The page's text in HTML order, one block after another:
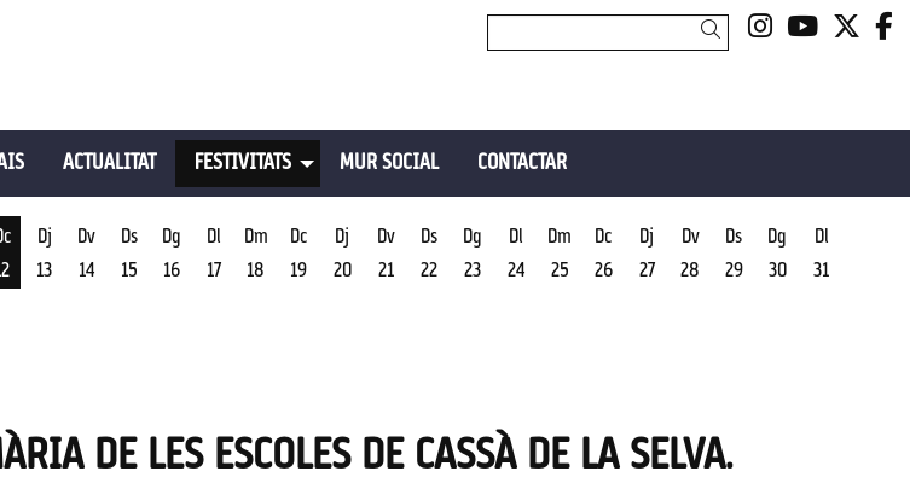
Link aLink a
Cercar
ACTUALITAT FESTIVITATS MUR SOCIAL CONTACTAR
Dj
13
Dv
14
Ds
15
Dg
16
Dl
17
Dm
18
Dc
19
Dj
20
Dv
21
Ds
22
Dg
23
Dl
24
Dm
25
Dc
26
Dj
27
Dv
28
Ds
29
Dg
30
Dl
31
DE LES ESCOLES DE CASSÀ DE LA SELVA.